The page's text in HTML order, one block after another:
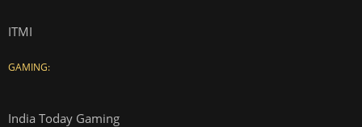
ITMI
GAMING:
India Today Gaming